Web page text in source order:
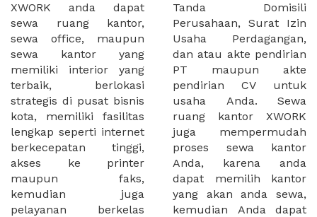
XWORK anda dapat
sewa ruang kantor,
sewa office, maupun
sewa kantor yang
memiliki interior yang
terbaik, berlokasi
strategis di pusat bisnis
kota, memiliki fasilitas
lengkap seperti internet
berkecepatan tinggi,
akses ke printer
maupun faks,
kemudian juga
pelayanan berkelas
Tanda Domisili
Perusahaan, Surat Izin
Usaha Perdagangan,
dan atau akte pendirian
PT maupun akte
pendirian CV untuk
usaha Anda. Sewa
ruang kantor XWORK
juga mempermudah
proses sewa kantor
Anda, karena anda
dapat memilih kantor
yang akan anda sewa,
kemudian Anda dapat